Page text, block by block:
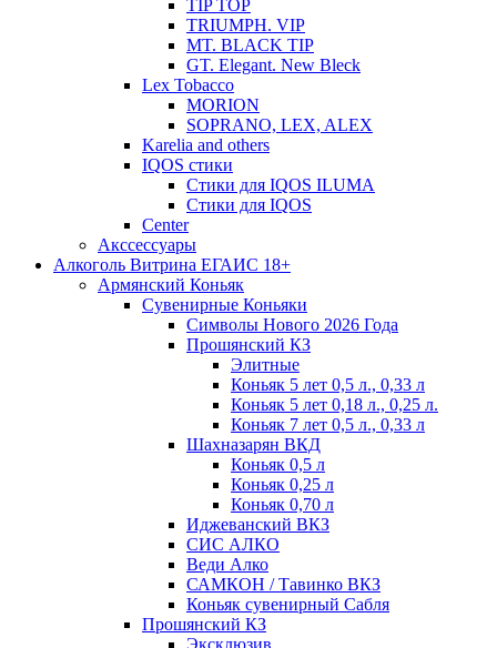
TIP TOP
TRIUMPH. VIP
MT. BLACK TIP
GT. Elegant. New Bleck
Lex Tobacco
MORION
SOPRANO, LEX, ALEX
Karelia and others
IQOS стики
Стики для IQOS ILUMA
Стики для IQOS
Сenter
Акссессуары
Алкоголь Витрина ЕГАИС 18+
Армянский Коньяк
Сувенирные Коньяки
Символы Нового 2026 Года
Прошянский КЗ
Элитные
Коньяк 5 лет 0,5 л., 0,33 л
Коньяк 5 лет 0,18 л., 0,25 л.
Коньяк 7 лет 0,5 л., 0,33 л
Шахназарян ВКД
Коньяк 0,5 л
Коньяк 0,25 л
Коньяк 0,70 л
Иджеванский ВКЗ
СИС АЛКО
Веди Алко
САМКОН / Тавинко ВКЗ
Коньяк сувенирный Сабля
Прошянский КЗ
Эксклюзив